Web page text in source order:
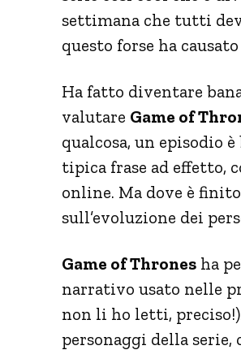
settimana che tutti
questo forse ha
Ha fatto diventare
valutare Game of
qualcosa, un episodio è
tipica frase ad effetto,
online. Ma dove è
sull’evoluzione dei
Game of Thrones ha
narrativo usato nelle
non li ho letti,
personaggi della